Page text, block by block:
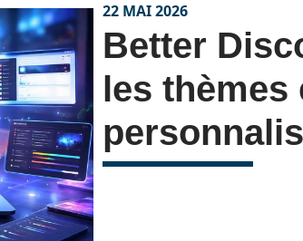
22 MAI 2026
Better
les thèmes